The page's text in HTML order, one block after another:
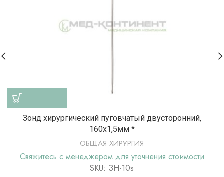
Зонд хирургический пуговчатый двусторонний,
160х1,5мм *
ОБЩАЯ ХИРУРГИЯ
Свяжитесь с менеджером для уточнения стоимости
SKU: ЗН-10s